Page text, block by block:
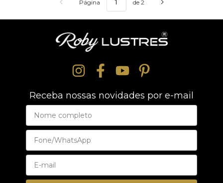
Página de 2
Receba nossas novidades por e-mail